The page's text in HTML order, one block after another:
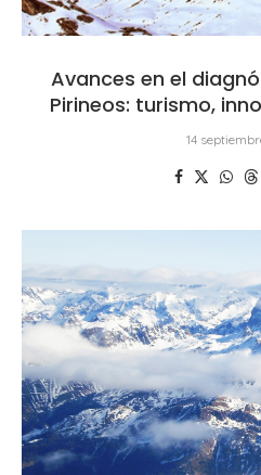
Avances en el
Pirineos: turismo,
14